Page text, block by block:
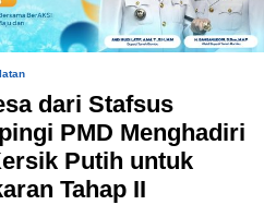
dari Stafsus
PMD Menghadiri
Putih untuk
Tahap II